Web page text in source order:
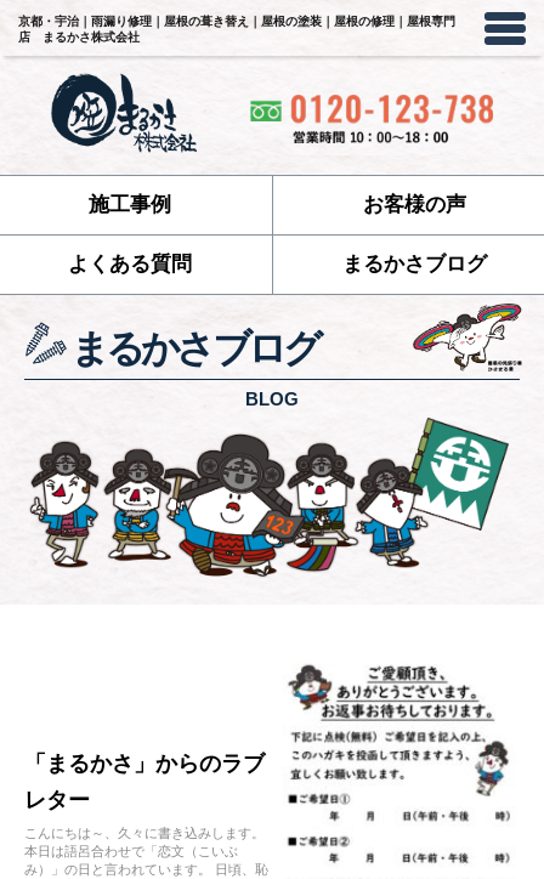
京都・宇治｜雨漏り修理｜屋根の葺き替え｜屋根の塗装｜屋根の修理｜屋根専門
店 まるかさ株式会社
施工事例 お客様の声
よくある質問 まるかさブログ
まるかさブログ
BLOG
「まるかさ」からのラブ
レター
こんにちは～、久々に書き込みします。
本日は語呂合わせで「恋文（こいぶ
み）」の日と言われています。 日頃、恥